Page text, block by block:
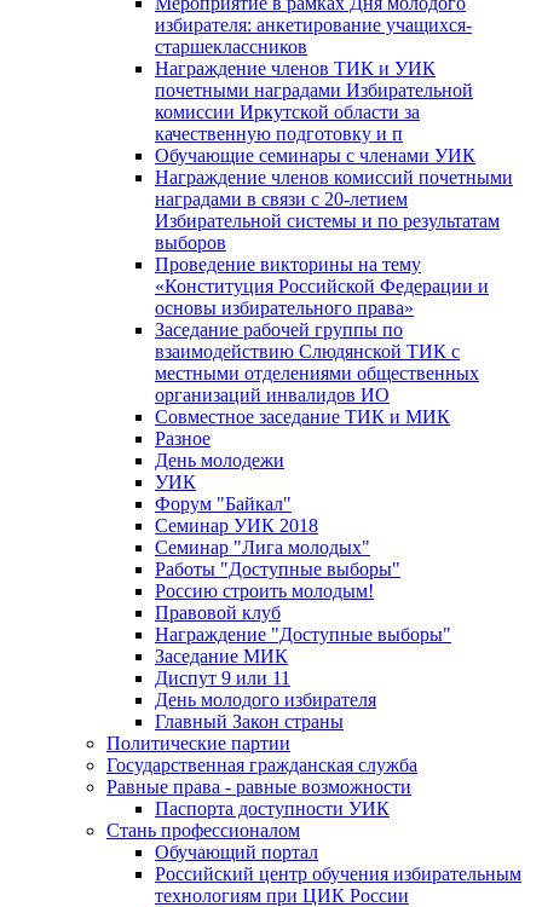
избирателя: анкетирование учащихся-
старшеклассников
Награждение членов ТИК и УИК
почетными наградами Избирательной
комиссии Иркутской области за
качественную подготовку и п
Обучающие семинары с членами УИК
Награждение членов комиссий почетными
наградами в связи с 20-летием
Избирательной системы и по результатам
выборов
Проведение викторины на тему
«Конституция Российской Федерации и
основы избирательного права»
Заседание рабочей группы по
взаимодействию Слюдянской ТИК с
местными отделениями общественных
организаций инвалидов ИО
Совместное заседание ТИК и МИК
Разное
День молодежи
УИК
Форум "Байкал"
Семинар УИК 2018
Семинар "Лига молодых"
Работы "Доступные выборы"
Россию строить молодым!
Правовой клуб
Награждение "Доступные выборы"
Заседание МИК
Диспут 9 или 11
День молодого избирателя
Главный Закон страны
Политические партии
Государственная гражданская служба
Равные права - равные возможности
Паспорта доступности УИК
Стань профессионалом
Обучающий портал
Российский центр обучения избирательным
технологиям при ЦИК России